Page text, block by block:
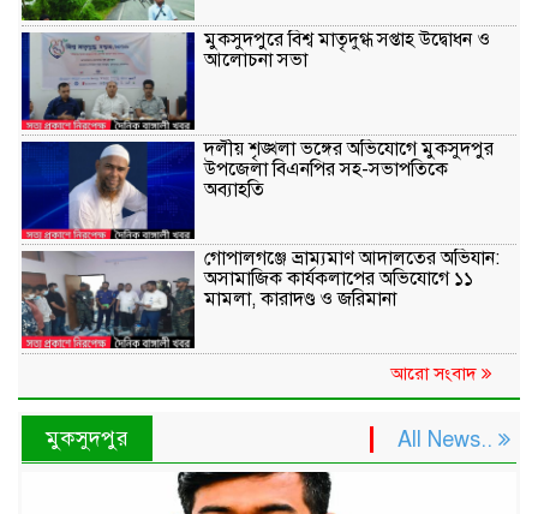
মুকসুদপুরে বিশ্ব মাতৃদুগ্ধ সপ্তাহ উদ্বোধন ও
আলোচনা সভা
দলীয় শৃঙ্খলা ভঙ্গের অভিযোগে মুকসুদপুর
উপজেলা বিএনপির সহ-সভাপতিকে
অব্যাহতি
গোপালগঞ্জে ভ্রাম্যমাণ আদালতের অভিযান:
অসামাজিক কার্যকলাপের অভিযোগে ১১
মামলা, কারাদণ্ড ও জরিমানা
আরো সংবাদ
মুকসুদপুর All News..